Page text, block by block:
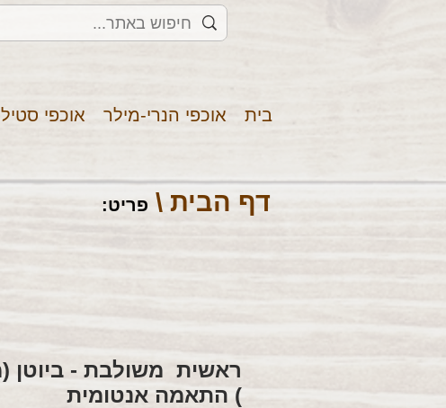
בית אוכפי הנרי-מילר אוכפי סטיל
דף הבית \ פריט:
) התאמה אנטומית